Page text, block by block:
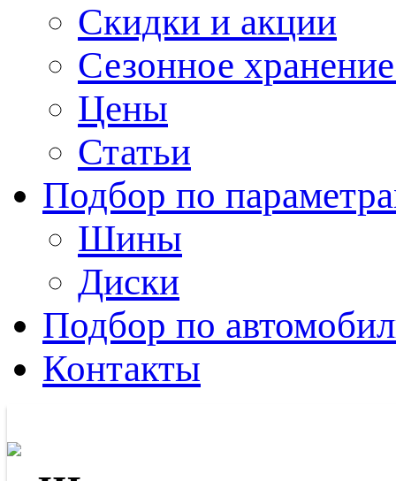
Скидки и акции
Сезонное
Цены
Статьи
Подбор по
Шины
Диски
Подбор по
Контакты